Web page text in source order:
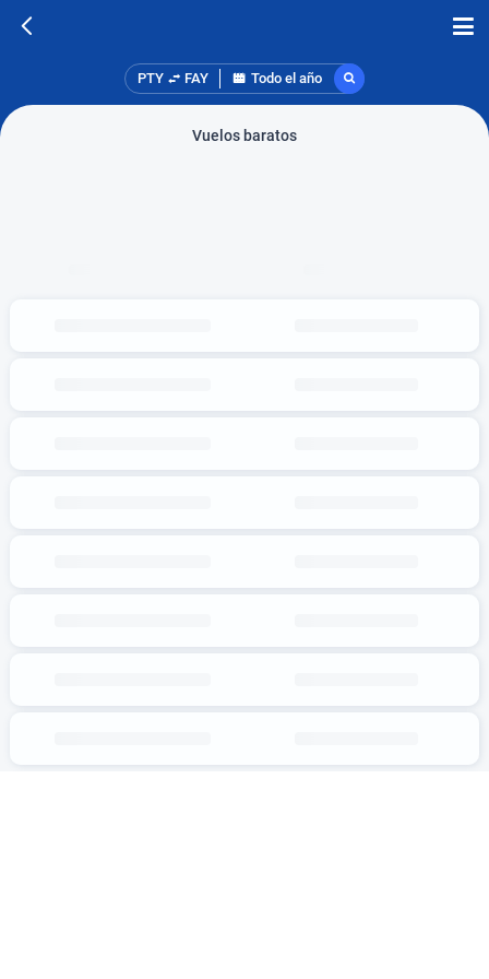
PTY FAY Todo el año
Vuelos baratos